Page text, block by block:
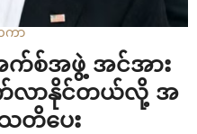
ကာ
က်စ်အဖွဲ့ အင်အား
လာနိုင်တယ်လို့ အ
တိပေး